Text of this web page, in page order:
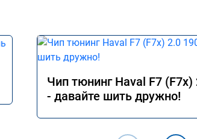
Чип тюнинг Haval F7 (F7x)
- давайте шить дружно!